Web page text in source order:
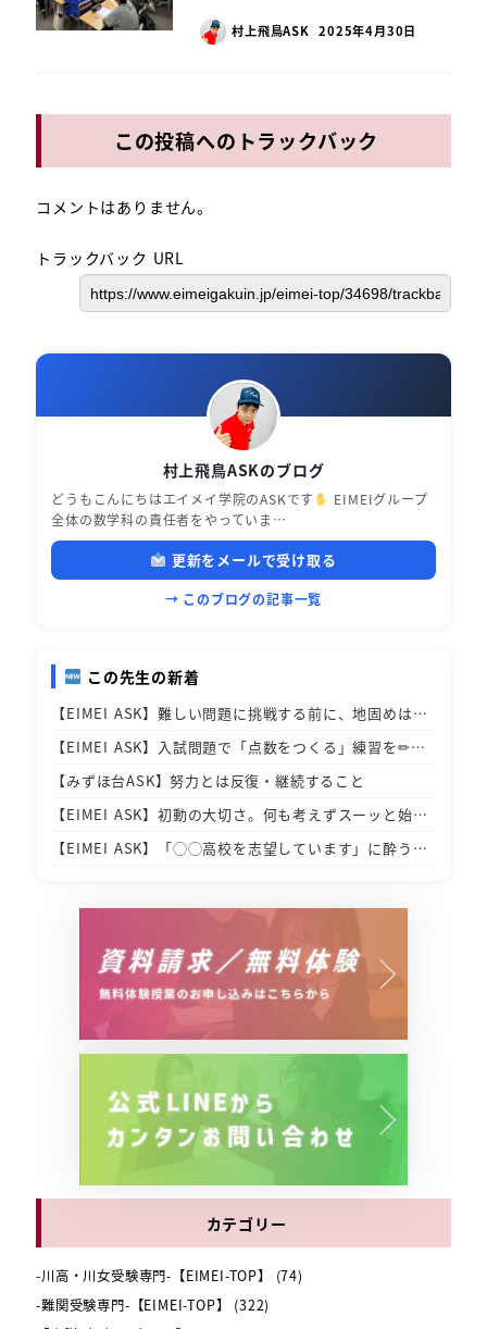
村上飛鳥ASK 2025年4月30日
この投稿へのトラックバック
コメントはありません。
トラックバック URL
村上飛鳥ASKのブログ
どうもこんにちはエイメイ学院のASKです
EIMEIグループ
全体の数学科の責任者をやっていま…
更新をメールで受け取る
→ このブログの記事一覧
この先生の新着
【EIMEI ASK】難しい問題に挑戦する前に、地固めは…
【EIMEI ASK】入試問題で「点数をつくる」練習を✏…
【みずほ台ASK】努力とは反復・継続すること
【EIMEI ASK】初動の大切さ。何も考えずスーッと始…
【EIMEI ASK】「◯◯高校を志望しています」に酔う…
カテゴリー
-川高・川女受験専門-【EIMEI-TOP】
(74)
-難関受験専門-【EIMEI-TOP】
(322)